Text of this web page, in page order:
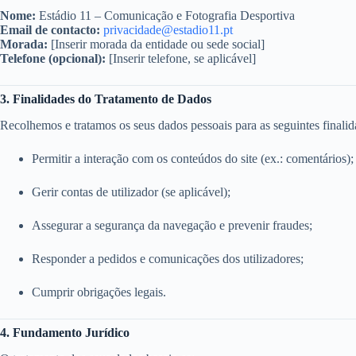
Nome: Estádio 11 – Comunicação e Fotografia Desportiva
Email de contacto: privacidade@estadio11.pt
Morada: [Inserir morada da entidade ou sede social]
Telefone (opcional): [Inserir telefone, se aplicável]
3. Finalidades do Tratamento de Dados
Recolhemos e tratamos os seus dados pessoais para as seguintes
Permitir a interação com os conteúdos do site (ex.: comentários);
Gerir contas de utilizador (se aplicável);
Assegurar a segurança da navegação e prevenir fraudes;
Responder a pedidos e comunicações dos utilizadores;
Cumprir obrigações legais.
4. Fundamento Jurídico